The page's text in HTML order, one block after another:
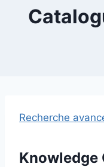
Recherche
Knowledge